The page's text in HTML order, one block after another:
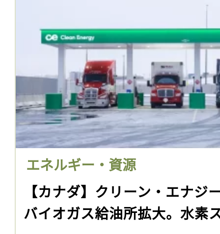
エネルギー・資源
【カナダ】クリーン・エナジ
バイオガス給油所拡大。水素